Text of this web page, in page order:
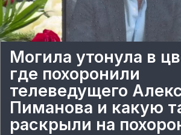
Могила утонула в
где похоронили
телеведущего
Пиманова и какую
раскрыли на